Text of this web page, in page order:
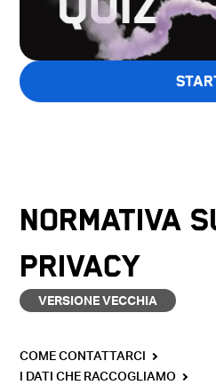
NORMATIVA
PRIVACY
VERSIONE VECCHIA
COME CONTATTARCI
I DATI CHE RACCOGLIAMO